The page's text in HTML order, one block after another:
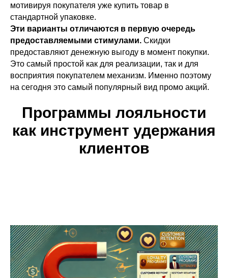
мотивируя покупателя уже купить товар в
стандартной упаковке.
Эти варианты отличаются в первую очередь
предоставляемыми стимулами. Скидки
предоставляют денежную выгоду в момент покупки.
Это самый простой как для реализации, так и для
восприятия покупателем механизм. Именно поэтому
на сегодня это самый популярный вид промо акций.
Программы лояльности
как инструмент удержания
клиентов